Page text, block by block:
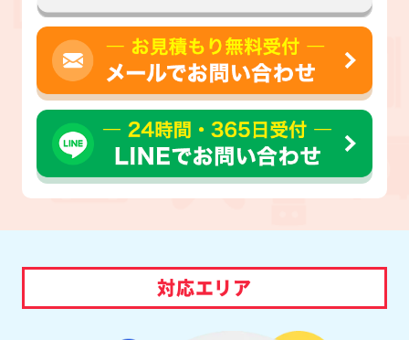
対応エリア